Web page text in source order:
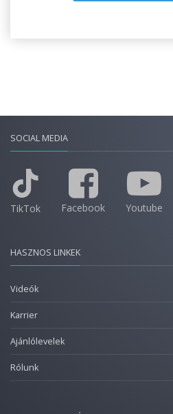
SOCIAL MEDIA
TikTok Facebook Youtube
HASZNOS LINKEK
Videók
Karrier
Ajánlólevelek
Rólunk